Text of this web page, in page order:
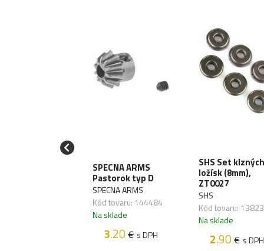
SPECNA ARMS
Pastorok typ D
SPECNA ARMS
Kód tovaru: 144484
Na sklade
3.20€ s DPH
SHS Set klzných
ložísk (8mm),
ZT0027
SHS
Kód tovaru:
Na sklade
2.90€ s DPH